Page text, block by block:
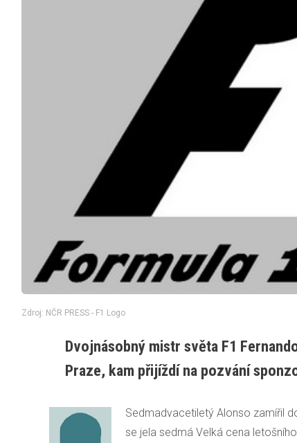
Zdroj: NČR PRESS - F1 Logo
Dvojnásobný mistr světa F1
Praze, kam přijíždí na pozvání
Sedmadvacetiletý Alonso zamířil
se jela sedmá Velká cena